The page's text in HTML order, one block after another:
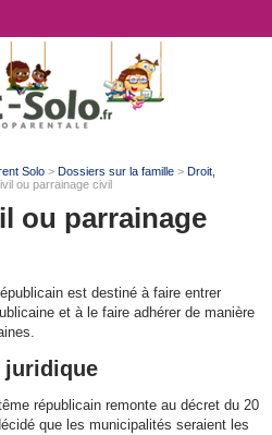
Solo> Dossiers sur la famille> Droit,
ou parrainage civil
ou parrainage
est destiné à faire entrer
et à le faire adhérer de manière
juridique
républicain remonte au décret du 20
que les municipalités seraient les